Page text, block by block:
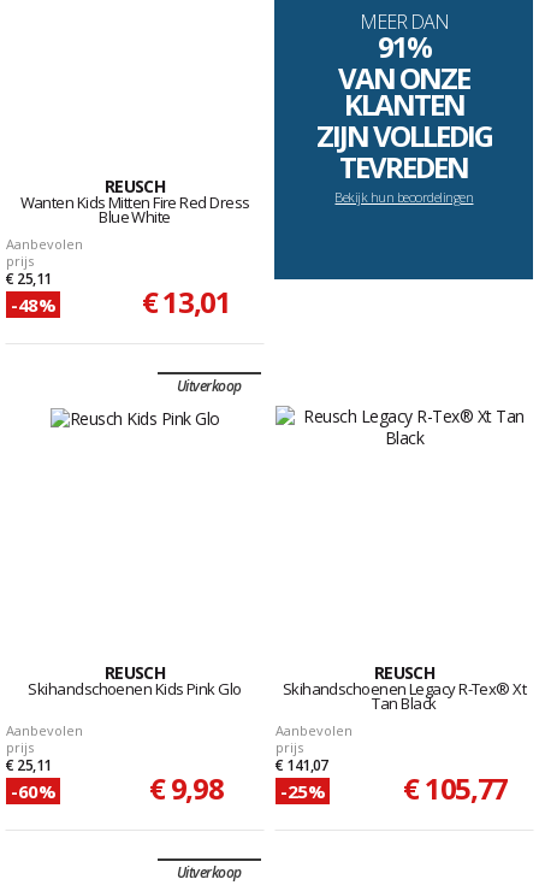
REUSCH
Wanten Kids Mitten Fire Red Dress
Blue White
Aanbevolen
prijs
€ 25,11
-48% € 13,01
MEER DAN
91%
VAN ONZE
KLANTEN
ZIJN VOLLEDIG
TEVREDEN
Bekijk hun beoordelingen
Uitverkoop
REUSCH
Skihandschoenen Kids Pink Glo
Aanbevolen
prijs
€ 25,11
-60% € 9,98
REUSCH
Skihandschoenen Legacy R-Tex® Xt
Tan Black
Aanbevolen
prijs
€ 141,07
-25% € 105,77
Uitverkoop